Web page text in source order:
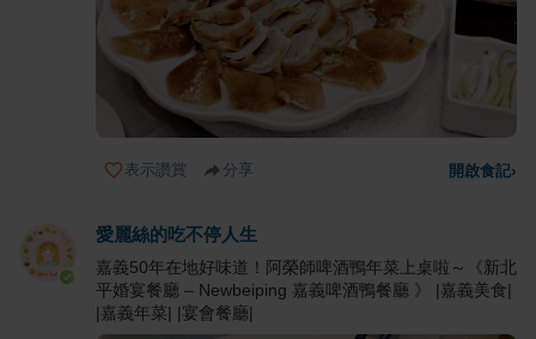
表示讚賞 分享 開啟食記›
愛麗絲的吃不停人生
嘉義50年在地好味道！阿榮師啤酒鴨年菜上桌啦～《新北
平婚宴餐廳 – Newbeiping 嘉義啤酒鴨餐廳 》 |嘉義美食|
|嘉義年菜| |宴會餐廳|